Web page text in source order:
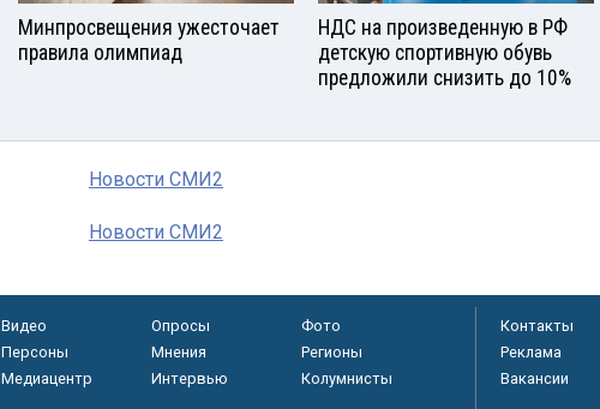
Минпросвещения ужесточает
правила олимпиад
НДС на произведенную в РФ
детскую спортивную обувь
предложили снизить до 10%
Новости СМИ2
Новости СМИ2
Видео Опросы
Фото
Персоны
Мнения
Регионы
Медиацентр
Интервью Колумнисты
Контакты
Реклама
Вакансии